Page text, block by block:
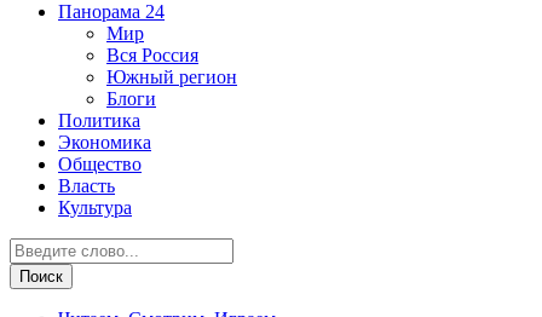
Панорама 24
Мир
Вся Россия
Южный регион
Блоги
Политика
Экономика
Общество
Власть
Культура